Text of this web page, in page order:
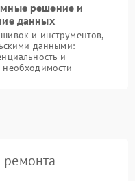
решение и
данных
и инструментов,
данными:
и
ремонта